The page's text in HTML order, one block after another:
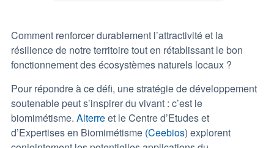
Comment renforcer durablement l’attractivité et la
résilience de notre territoire tout en rétablissant le bon
fonctionnement des écosystèmes naturels locaux ?
Pour répondre à ce défi, une stratégie de développement
soutenable peut s’inspirer du vivant : c’est le
biomimétisme. Alterreet le Centre d’Etudes et
d’Expertises en Biomimétisme (Ceebios) explorent